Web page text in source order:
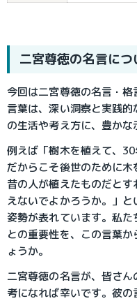
二宮尊徳の名言につ
今回は二宮尊徳の名言・
言葉は、深い洞察と実践
の生活や考え方に、豊かな
例えば「樹木を植えて、
だからこそ後世のために木
昔の人が植えたものだと
えないでよかろうか。」
姿勢が表れています。私
との重要性を、この言葉
ょうか。
二宮尊徳の名言が、皆さ
考になれば幸いです。彼